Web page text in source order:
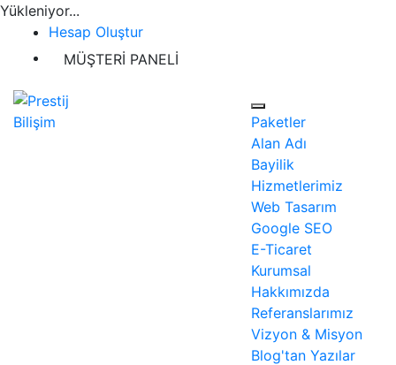
Yükleniyor...
Hesap Oluştur
MÜŞTERİ PANELİ
Paketler
Alan Adı
Bayilik
Hizmetlerimiz
Web Tasarım
Google SEO
E-Ticaret
Kurumsal
Hakkımızda
Referanslarımız
Vizyon & Misyon
Blog'tan Yazılar